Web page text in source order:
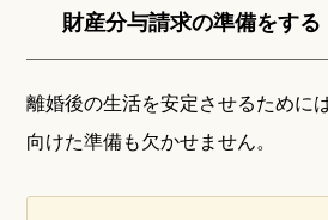
財産分与請求の準備をする
離婚後の生活を安定させるために
向けた準備も欠かせません。